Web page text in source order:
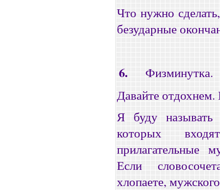
Что нужно
безударные
6.
Физминутка.
Давайте отдохнем.
Я буду называть
которых
прилагательные
Если
хлопаете,